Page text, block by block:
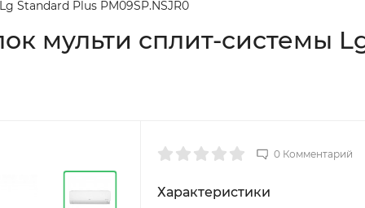
Standard Plus PM09SP.NSJR0
мульти сплит-системы
0 Комментарий
Характеристики